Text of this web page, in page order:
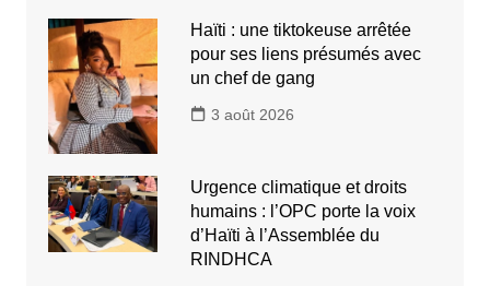
Haïti : une tiktokeuse arrêtée
pour ses liens présumés avec
un chef de gang
3 août 2026
Urgence climatique et droits
humains : l’OPC porte la voix
d’Haïti à l’Assemblée du
RINDHCA